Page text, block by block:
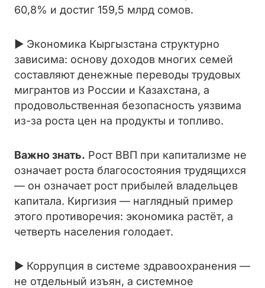
60,8% и достиг 159,5 млрд сомов.
► Экономика Кыргызстана структурно
зависима: основу доходов многих семей
составляют денежные переводы трудовых
мигрантов из России и Казахстана, а
продовольственная безопасность уязвима
из-за роста цен на продукты и топливо.
Важно знать. Рост ВВП при капитализме не
означает роста благосостояния трудящихся
— он означает рост прибылей владельцев
капитала. Киргизия — наглядный пример
этого противоречия: экономика растёт, а
четверть населения голодает.
► Коррупция в системе здравоохранения —
не отдельный изъян, а системное